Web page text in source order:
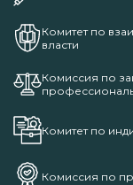
Комитет по
власти
Комиссия по
Комитет по
Комиссия по